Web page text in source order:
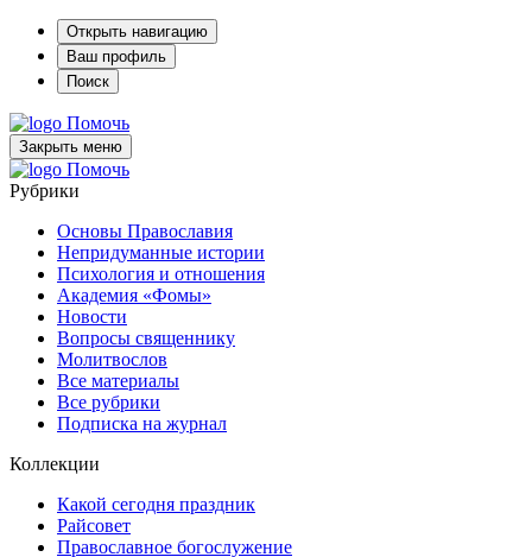
Открыть навигацию
Ваш профиль
Поиск
Помочь
Закрыть меню
Помочь
Рубрики
Основы Православия
Непридуманные истории
Психология и отношения
Академия «Фомы»
Новости
Вопросы священнику
Молитвослов
Все материалы
Все рубрики
Подписка на журнал
Коллекции
Какой сегодня праздник
Райсовет
Православное богослужение